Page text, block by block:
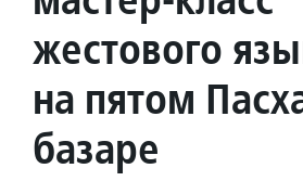
жестового
на пятом
базаре